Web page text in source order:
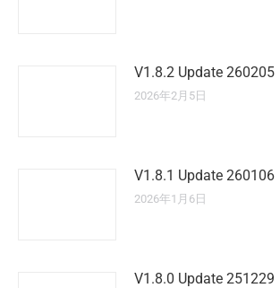
V1.8.2 Update 260205
2026年2月5日
V1.8.1 Update 260106
2026年1月6日
V1.8.0 Update 251229